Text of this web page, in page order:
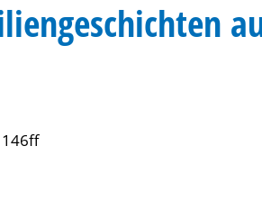
146ff